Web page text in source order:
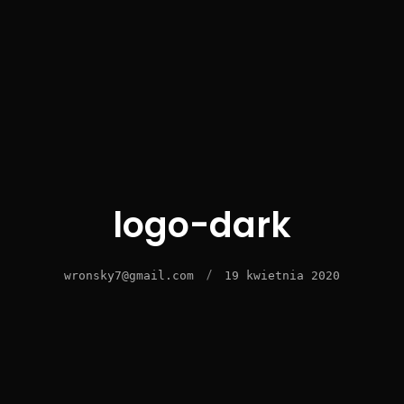
logo-dark
wronsky7@gmail.com / 19 kwietnia 2020